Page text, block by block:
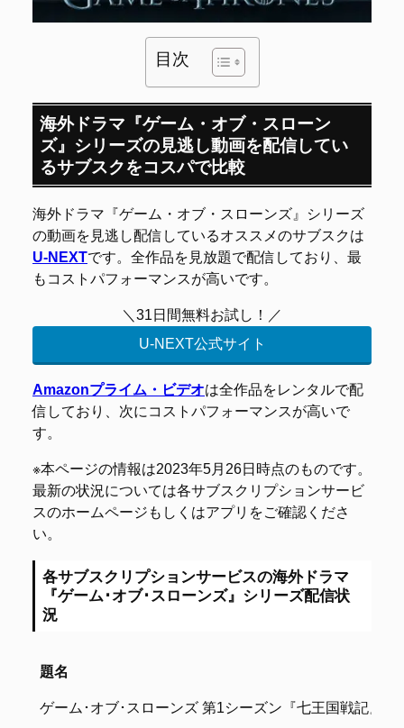
目次
海外ドラマ『ゲーム・オブ・スローン
ズ』シリーズの見逃し動画を配信してい
るサブスクをコスパで比較
海外ドラマ『ゲーム・オブ・スローンズ』シリーズ
の動画を見逃し配信しているオススメのサブスクは
U-NEXTです。全作品を見放題で配信しており、最
もコストパフォーマンスが高いです。
＼31日間無料お試し！／
U-NEXT公式サイト
Amazonプライム・ビデオは全作品をレンタルで配
信しており、次にコストパフォーマンスが高いで
す。
※本ページの情報は2023年5月26日時点のものです。
最新の状況については各サブスクリプションサービ
スのホームページもしくはアプリをご確認くださ
い。
各サブスクリプションサービスの海外ドラマ
『ゲーム･オブ･スローンズ』シリーズ配信状
況
題名
題名
ゲーム･オブ･スローンズ 第1シーズン『七王国戦記』